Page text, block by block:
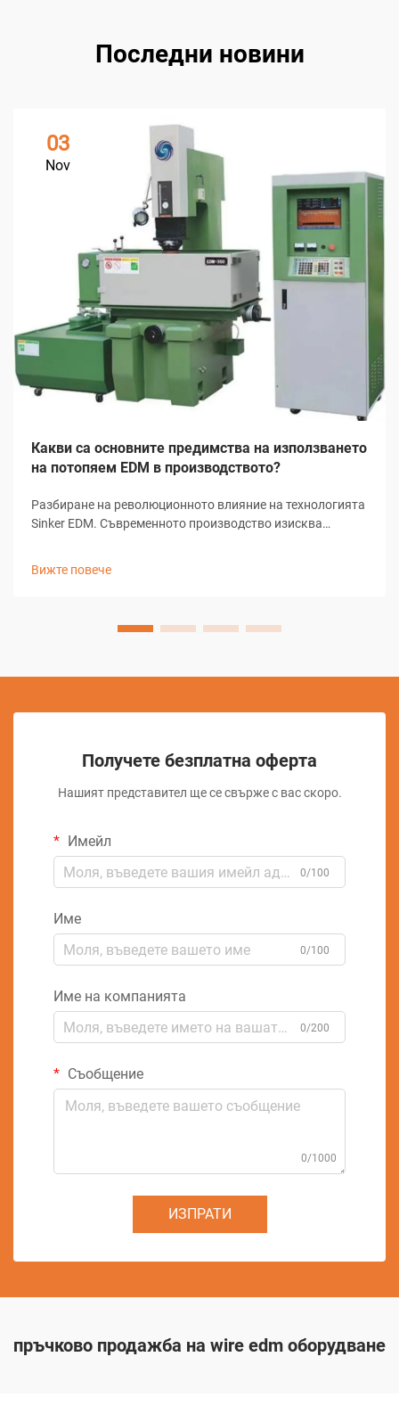
Последни новини
03
Nov
Какви са основните предимства на използването
на потопяем EDM в производството?
Разбиране на революционното влияние на технологията
Sinker EDM. Съвременното производство изисква
Вижте повече
Получете безплатна оферта
Нашият представител ще се свърже с вас скоро.
Имейл
0/100
Име
0/100
Име на компанията
0/200
Съобщение
0/1000
ИЗПРАТИ
пръчково продажба на wire edm оборудване